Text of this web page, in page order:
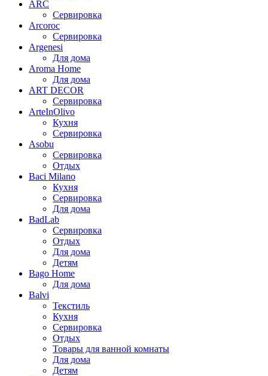
ARC
Сервировка
Arcoroc
Сервировка
Argenesi
Для дома
Aroma Home
Для дома
ART DECOR
Сервировка
ArteInOlivo
Кухня
Сервировка
Asobu
Сервировка
Отдых
Baci Milano
Кухня
Сервировка
Для дома
BadLab
Сервировка
Отдых
Для дома
Детям
Bago Home
Для дома
Balvi
Текстиль
Кухня
Сервировка
Отдых
Товары для ванной комнаты
Для дома
Детям